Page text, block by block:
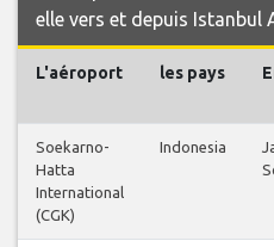
elle vers et depuis Istanbul
L'aéroport les pays
Soekarno-
Hatta
International
(CGK)
Indonesia